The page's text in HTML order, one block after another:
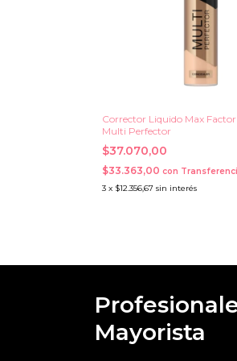
Corrector Liquido Max
Multi Perfector
$37.070,00
$33.363,00 con
3 x $12.356,67 sin interés
Mayorista